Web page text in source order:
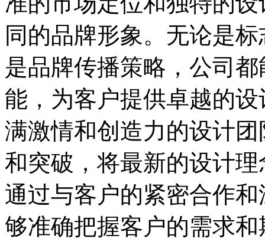
同的品牌形象。无论是
是品牌传播策略，公司
能，为客户提供卓越的
满激情和创造力的设计
和突破，将最新的设计
通过与客户的紧密合作
够准确把握客户的需求